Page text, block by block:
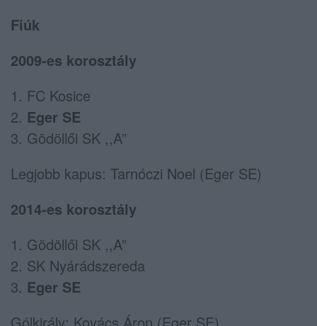
Fiúk
2009-es korosztály
1. FC Kosice
2. Eger SE
3. Gödöllői SK ,,A”
Legjobb kapus: Tarnóczi Noel (Eger SE)
2014-es korosztály
1. Gödöllői SK ,,A”
2. SK Nyárádszereda
3. Eger SE
Gólkirály: Kovács Áron (Eger SE)